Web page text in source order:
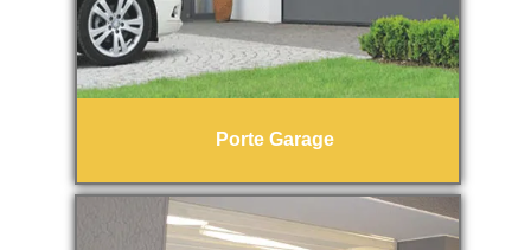
Porte Garage